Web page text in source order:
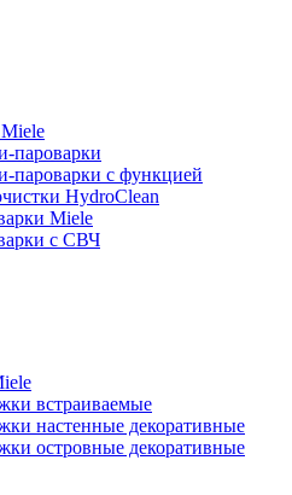
пароварки
пароварки с функцией
HydroClean
Miele
с СВЧ
встраиваемые
настенные декоративные
островные декоративные